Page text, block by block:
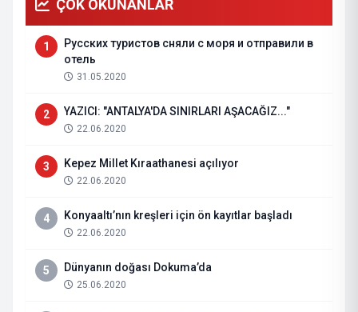
ÇOK OKUNANLAR
1
Русских туристов сняли с моря и отправили в
отель
31.05.2020
2 YAZICI: "ANTALYA'DA SINIRLARI AŞACAĞIZ..."
22.06.2020
3 Kepez Millet Kıraathanesi açılıyor
22.06.2020
4 Konyaaltı’nın kreşleri için ön kayıtlar başladı
22.06.2020
5 Dünyanın doğası Dokuma’da
25.06.2020